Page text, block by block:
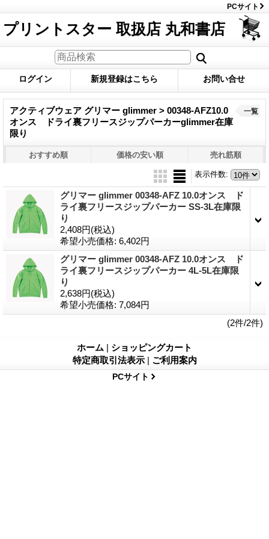
PCサイト
プリントスター 取扱店 丸和書店
ログイン 新規登録はこちら お問い合せ
アクティブウェア グリマー glimmer > 00348-AFZ10.0
オンス ドライ裏フリースジップパーカーglimmer在庫
限り
一覧
おすすめ順 価格の安い順 売れ筋順
表示件数:
グリマー glimmer 00348-AFZ 10.0オンス ド
ライ裏フリースジップパーカー SS-3L在庫限
り
2,408円(税込)
希望小売価格: 6,402円
グリマー glimmer 00348-AFZ 10.0オンス ド
ライ裏フリースジップパーカー 4L-5L在庫限
り
2,638円(税込)
希望小売価格: 7,084円
(2件/2件)
ホーム | ショッピングカート
特定商取引法表示 | ご利用案内
PCサイト